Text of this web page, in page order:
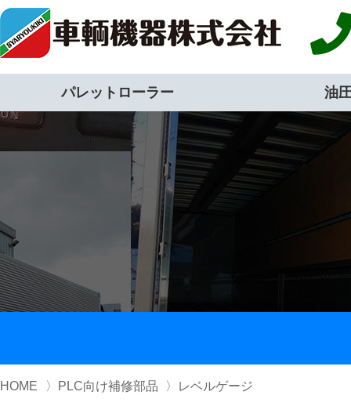
パレットローラー 油
HOME PLC向け補修部品 レベルゲージ